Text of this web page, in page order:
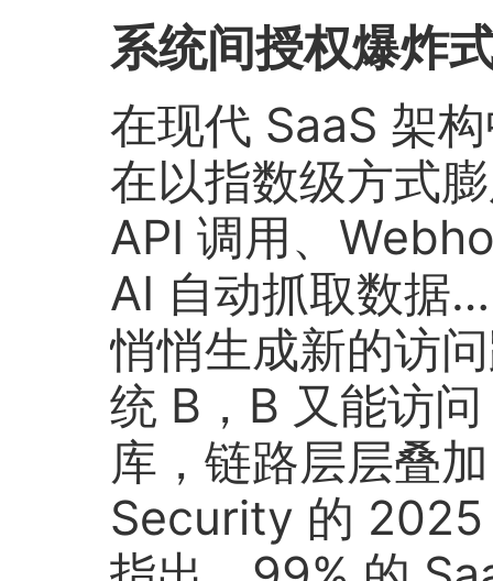
系统间授权爆炸
在现代 SaaS 架
在以指数级方式
API 调用、
AI 自动抓取数据
悄悄生成新的访
统 B，B 又能访
库，链路层层叠
Security 的 2025